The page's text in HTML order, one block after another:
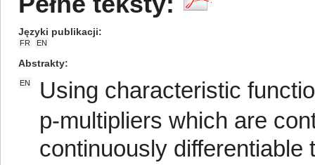
Języki publikacji
FR EN
Abstrakty
EN
Using characteristic
p-multipliers which are
continuously differentiable